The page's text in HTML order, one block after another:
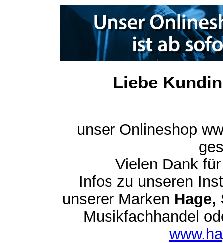
Liebe
unser Onlineshop
Vielen Dank
Infos zu unseren
unserer Marken Hage,
Musikfachhandel